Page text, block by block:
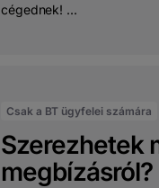
cégednek! ...
Csak a BT ügyfelei számára
Szerezhetek
megbízásról?